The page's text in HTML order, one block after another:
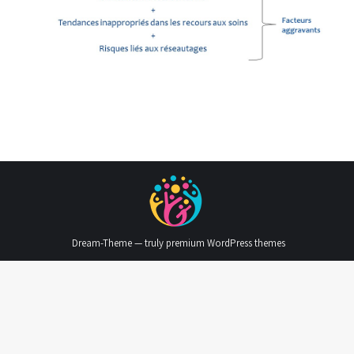
Dream-Theme — truly premium WordPress themes